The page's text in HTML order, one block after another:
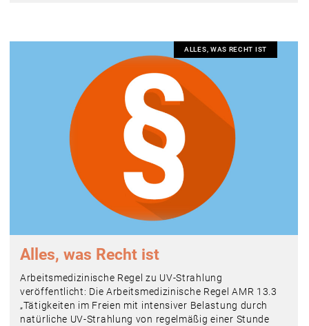
ALLES, WAS RECHT IST
Alles, was Recht ist
Arbeitsmedizinische Regel zu UV-Strahlung
veröffentlicht: Die Arbeitsmedizinische Regel AMR 13.3
„Tätigkeiten im Freien mit intensiver Belastung durch
natürliche UV­-Strahlung von regelmäßig einer Stunde